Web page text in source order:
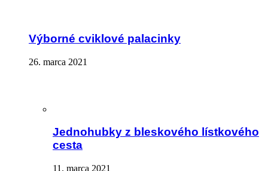
Výborné cviklové palacinky
26. marca 2021
Jednohubky z bleskového lístkového
cesta
11. marca 2021